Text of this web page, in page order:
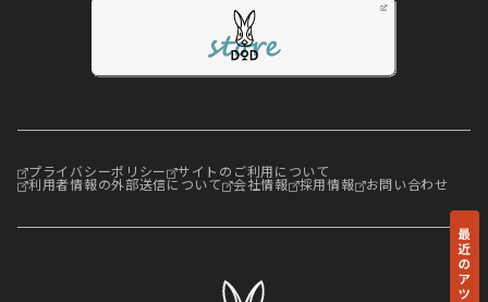
プライバシーポリシー サイトのご利用について
利用者情報の外部送信について 会社情報 採用情報 お問い合わせ